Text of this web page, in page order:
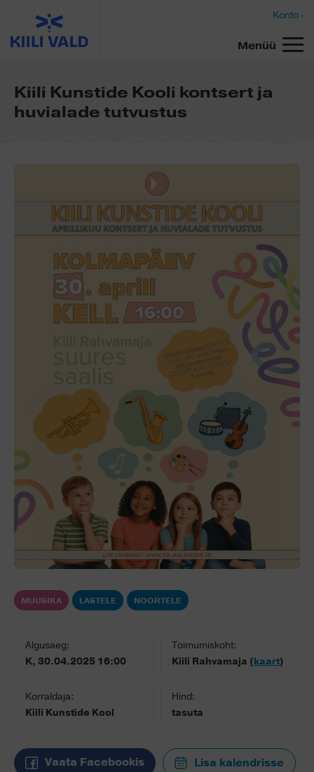
Konto ›
Menüü
Kiili Kunstide Kooli kontsert ja
huvialade tutvustus
MUUSIKA LASTELE NOORTELE
Algusaeg:
K, 30.04.2025 16:00
Toimumiskoht:
Kiili Rahvamaja (kaart)
Korraldaja:
Kiili Kunstide Kool
Hind:
tasuta
Vaata Facebookis Lisa kalendrisse